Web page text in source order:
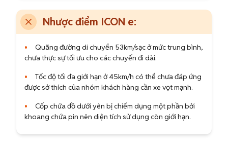
Nhược điểm ICON e:
•
Quãng đường di chuyển 53km/sạc ở mức trung bình,
chưa thực sự tối ưu cho các chuyến đi dài.
•
Tốc độ tối đa giới hạn ở 45km/h có thể chưa đáp ứng
được sở thích của nhóm khách hàng cần xe vọt mạnh.
•
Cốp chứa đồ dưới yên bị chiếm dụng một phần bởi
khoang chứa pin nên diện tích sử dụng còn giới hạn.